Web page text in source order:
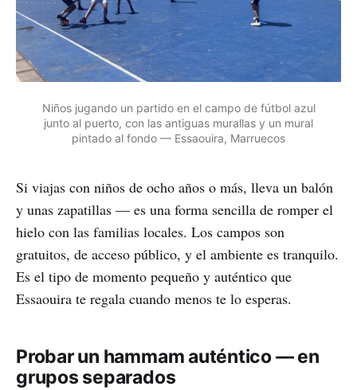
Niños jugando un partido en el campo de fútbol azul
junto al puerto, con las antiguas murallas y un mural
pintado al fondo — Essaouira, Marruecos
Si viajas con niños de ocho años o más, lleva un balón
y unas zapatillas — es una forma sencilla de romper el
hielo con las familias locales. Los campos son
gratuitos, de acceso público, y el ambiente es tranquilo.
Es el tipo de momento pequeño y auténtico que
Essaouira te regala cuando menos te lo esperas.
Probar un hammam auténtico — en
grupos separados